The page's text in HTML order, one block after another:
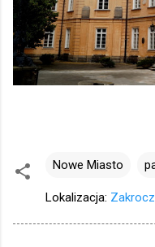
Nowe Miasto
Lokalizacja: